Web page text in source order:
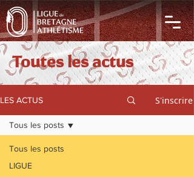
Toutes les actus
LES ACTUS S'inscrire
Tous les posts
LIGUE
Tous les posts